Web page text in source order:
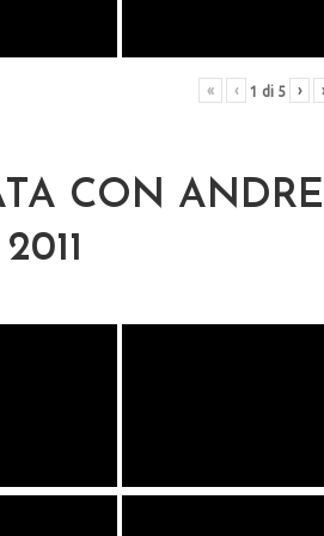
« ‹ 1 di 5 ›
CON